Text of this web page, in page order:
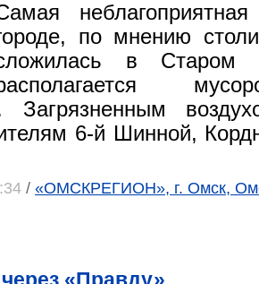
по мнению
в Старом
Загрязненным
6-й Шинной,
/ «ОМСКРЕГИОН», г. Омск,